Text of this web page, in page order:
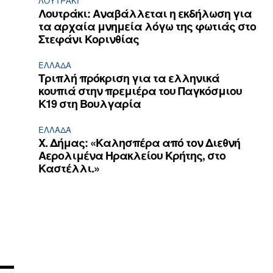
Λουτράκι: Αναβάλλεται η εκδήλωση για
τα αρχαία μνημεία λόγω της φωτιάς στο
Στεφάνι Κορινθίας
ΕΛΛΆΔΑ
Τριπλή πρόκριση για τα ελληνικά
κουπιά στην πρεμιέρα του Παγκόσμιου
Κ19 στη Βουλγαρία
ΕΛΛΆΔΑ
Χ. Δήμας: «Καλησπέρα από τον Διεθνή
Αερολιμένα Ηρακλείου Κρήτης, στο
Καστέλλι.»